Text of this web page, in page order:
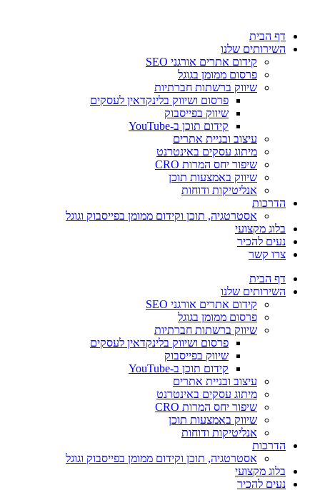
דף הבית
השירותים שלנו
קידום אתרים אורגני SEO
פרסום ממומן בגוגל
שיווק ברשתות חברתיות
פרסום ושיווק בלינקדאין לעסקים
שיווק בפייסבוק
קידום תוכן ב-YouTube
עיצוב ובניית אתרים
מיתוג עסקים באינטרנט
שיפור יחס המרות CRO
שיווק באמצעות תוכן
אנליטיקות ודוחות
הדרכות
אסטרטגיה, תוכן וקידום ממומן בפייסבוק וגוגל
בלוג מקצועי
נעים להכיר
צרו קשר
דף הבית
השירותים שלנו
קידום אתרים אורגני SEO
פרסום ממומן בגוגל
שיווק ברשתות חברתיות
פרסום ושיווק בלינקדאין לעסקים
שיווק בפייסבוק
קידום תוכן ב-YouTube
עיצוב ובניית אתרים
מיתוג עסקים באינטרנט
שיפור יחס המרות CRO
שיווק באמצעות תוכן
אנליטיקות ודוחות
הדרכות
אסטרטגיה, תוכן וקידום ממומן בפייסבוק וגוגל
בלוג מקצועי
נעים להכיר